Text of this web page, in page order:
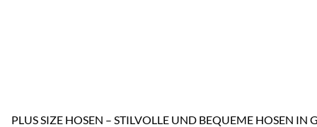
PLUS SIZE HOSEN – STILVOLLE UND BEQUEME HOSEN IN